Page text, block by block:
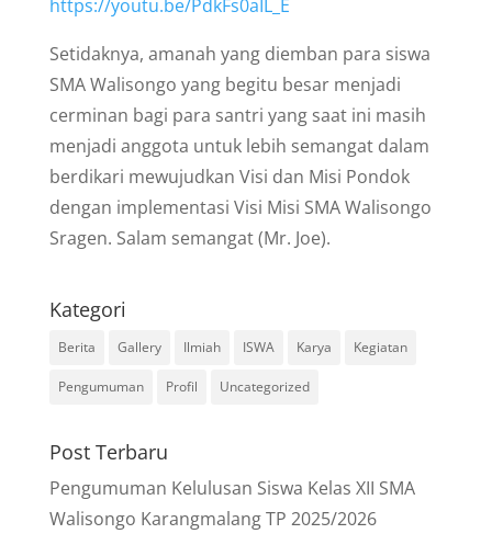
https://youtu.be/PdkFs0aIL_E
Setidaknya, amanah yang diemban para siswa
SMA Walisongo yang begitu besar menjadi
cerminan bagi para santri yang saat ini masih
menjadi anggota untuk lebih semangat dalam
berdikari mewujudkan Visi dan Misi Pondok
dengan implementasi Visi Misi SMA Walisongo
Sragen. Salam semangat (Mr. Joe).
Kategori
Berita Gallery Ilmiah ISWA Karya Kegiatan
Pengumuman Profil Uncategorized
Post Terbaru
Pengumuman Kelulusan Siswa Kelas XII SMA
Walisongo Karangmalang TP 2025/2026